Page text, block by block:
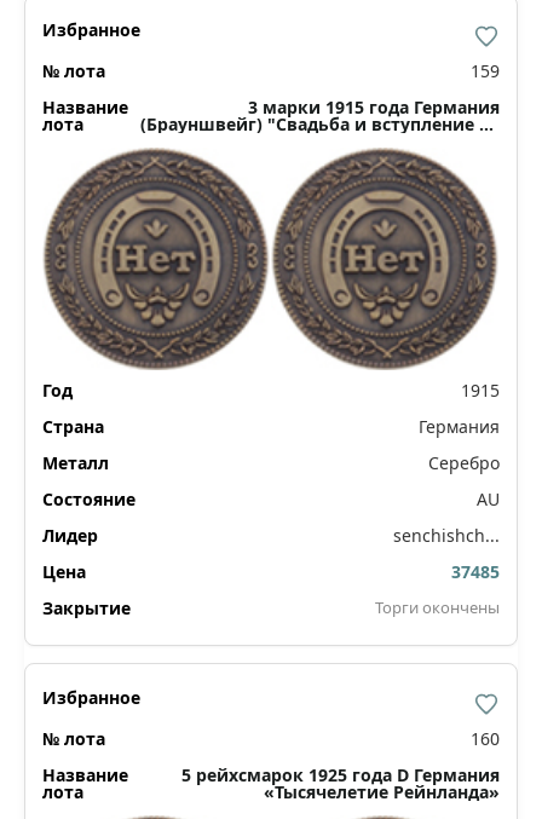
159
3 марки 1915 года Германия
(Брауншвейг) "Свадьба и вступление на
престол Эрнста Августа"
1915
Германия
Серебро
AU
senchishch...
37485
Торги окончены
160
5 рейхсмарок 1925 года D Германия
«Тысячелетие Рейнланда»